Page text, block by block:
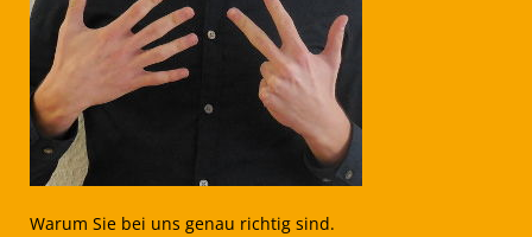
Warum Sie bei uns genau richtig sind.